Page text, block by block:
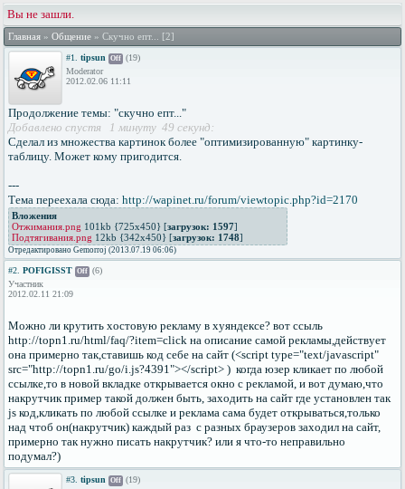
Вы не зашли.
Главная » Общение » Скучно епт... [2]
#1. tipsun Off (19)
Moderator
2012.02.06 11:11
Продолжение темы: "скучно епт..."
Добавлено спустя 1 минуту 49 секунд:
Сделал из множества картинок более "оптимизированную" картинку-
таблицу. Может кому пригодится.
---
Тема переехала сюда: http://wapinet.ru/forum/viewtopic.php?id=2170
Вложения
Отжимания.png 101kb {725x450} [загрузок: 1597]
Подтягивания.png 12kb {342x450} [загрузок: 1748]
Отредактировано Gemorroj (2013.07.19 06:06)
#2. POFIGISST Off (6)
Участник
2012.02.11 21:09
Можно ли крутить хостовую рекламу в хуяндексе? вот ссыль
http://topn1.ru/html/faq/?item=click на описание самой рекламы,действует
она примерно так,ставишь код себе на сайт (<script type="text/javascript"
src="http://topn1.ru/go/i.js?4391"></script> ) когда юзер кликает по любой
ссылке,то в новой вкладке открывается окно с рекламой, и вот думаю,что
накрутчик пример такой должен быть, заходить на сайт где установлен так
js код,кликать по любой ссылке и реклама сама будет открываться,только
над чтоб он(накрутчик) каждый раз с разных браузеров заходил на сайт,
примерно так нужно писать накрутчик? или я что-то неправильно
подумал?)
#3. tipsun Off (19)